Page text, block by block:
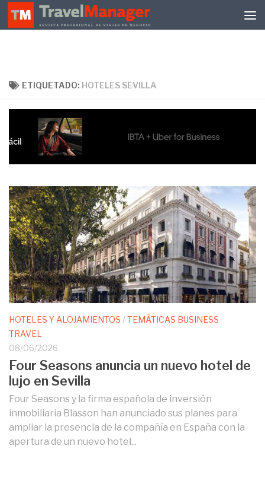
Debajo del contenido
ETIQUETADO: HOTELES SEVILLA
HOTELES Y ALOJAMIENTOS /TEMÁTICAS BUSINESS
TRAVEL
08/06/2026
Four Seasons anuncia un nuevo hotel de
lujo en Sevilla
Four Seasons y la firma española de inversión
inmobiliaria Blasson han anunciado sus planes para
ampliar la presencia de la compañía en España con la
apertura de un nuevo hotel...